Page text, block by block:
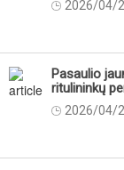
2026/04/
Pasaulio
ritulininkų
2026/04/